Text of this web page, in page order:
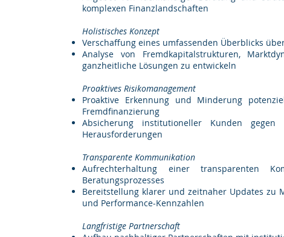
komplexen Finanzlandschaften
Holistisches Konzept
Verschaffung eines umfassenden Überblicks
Analyse von Fremdkapitalstrukturen,
ganzheitliche Lösungen zu entwickeln
Proaktives Risikomanagement
Proaktive Erkennung und Minderung
Fremdfinanzierung
Absicherung institutioneller Kunden gegen
Herausforderungen
Transparente Kommunikation​​
Aufrechterhaltung einer transparenten
Beratungsprozesses ​​
Bereitstellung klarer und zeitnaher Updates zu
und Performance-Kennzahlen
Langfristige Partnerschaft